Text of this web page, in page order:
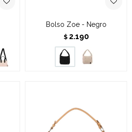
Bolso Zoe - Negro
$ 2.190